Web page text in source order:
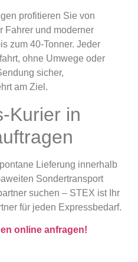
profitieren Sie von
Fahrer und moderner
zum 40-Tonner. Jeder
ohne Umwege oder
sicher,
am Ziel.
Kurier in
Lieferung innerhalb
Sondertransport
suchen – STEX ist Ihr
für jeden Expressbedarf.
online anfragen!